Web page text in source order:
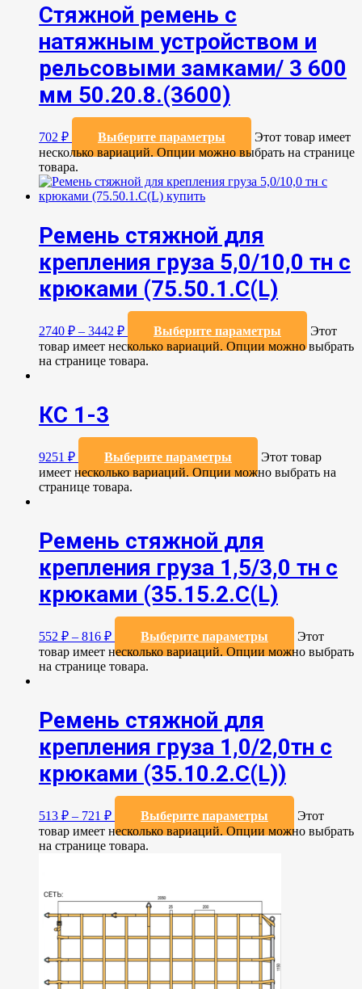
Стяжной ремень с
натяжным устройством и
рельсовыми замками/ 3 600
мм 50.20.8.(3600)
702 ₽ Выберите параметры
Этот товар имеет
несколько вариаций. Опции можно выбрать на странице
товара.
Ремень стяжной для
крепления груза 5,0/10,0 тн с
крюками (75.50.1.C(L)
2740 ₽ – 3442 ₽ Выберите параметры
Этот
товар имеет несколько вариаций. Опции можно выбрать
на странице товара.
КС 1-3
9251 ₽ Выберите параметры
Этот товар
имеет несколько вариаций. Опции можно выбрать на
странице товара.
Ремень стяжной для
крепления груза 1,5/3,0 тн с
крюками (35.15.2.С(L)
552 ₽ – 816 ₽ Выберите параметры
Этот
товар имеет несколько вариаций. Опции можно выбрать
на странице товара.
Ремень стяжной для
крепления груза 1,0/2,0тн с
крюками (35.10.2.C(L))
513 ₽ – 721 ₽ Выберите параметры
Этот
товар имеет несколько вариаций. Опции можно выбрать
на странице товара.